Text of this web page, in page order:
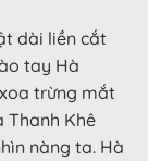
dài liền cắt
tay Hà
trừng mắt
Thanh Khê
nàng ta. Hà